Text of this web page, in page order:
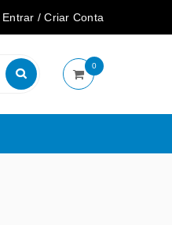
Entrar /Criar Conta
0